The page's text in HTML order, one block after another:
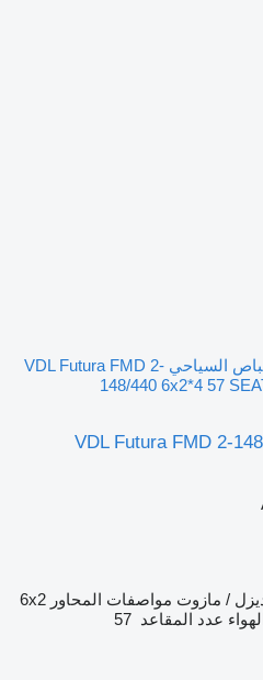
الباص السياحي VDL Futura FMD 2-
148/440 6x2*4 57
VDL Futura FMD 2-
/ مازوت مواصفات المحاور 6x2
عدد المقاعد 57